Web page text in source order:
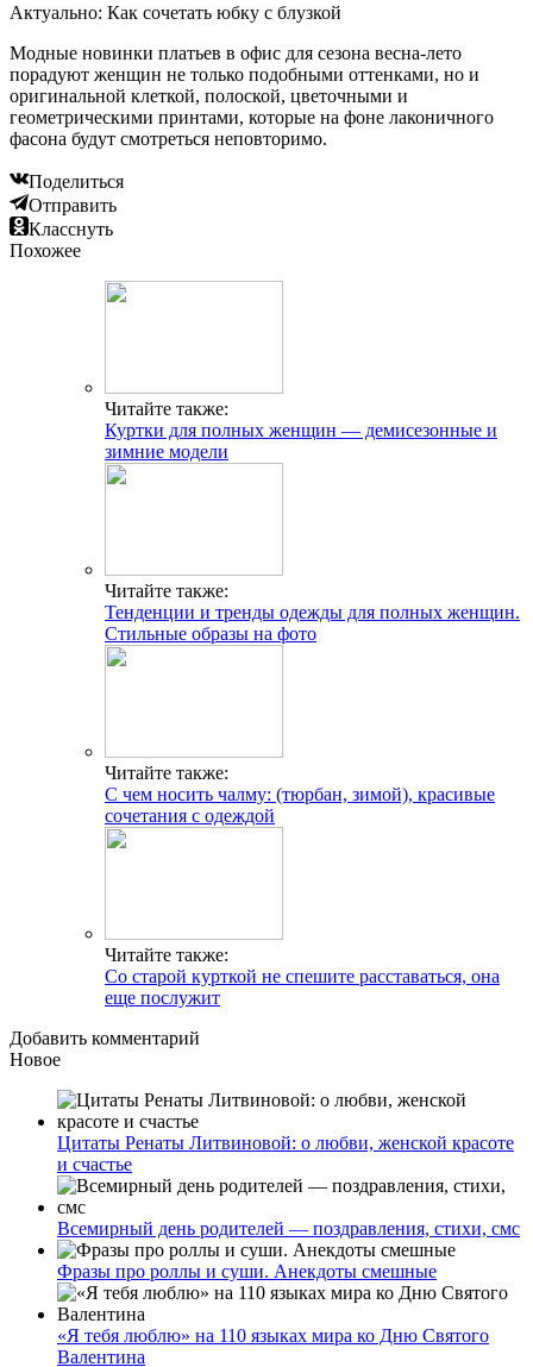
Актуально: Как сочетать юбку с блузкой
Модные новинки платьев в офис для сезона весна-лето
порадуют женщин не только подобными оттенками, но и
оригинальной клеткой, полоской, цветочными и
геометрическими принтами, которые на фоне лаконичного
фасона будут смотреться неповторимо.
Поделиться
Отправить
Класснуть
Похожее
Читайте также:
Куртки для полных женщин — демисезонные и
зимние модели
Читайте также:
Тенденции и тренды одежды для полных женщин.
Стильные образы на фото
Читайте также:
С чем носить чалму: (тюрбан, зимой), красивые
сочетания с одеждой
Читайте также:
Со старой курткой не спешите расставаться, она
еще послужит
Добавить комментарий
Новое
Цитаты Ренаты Литвиновой: о любви, женской красоте
и счастье
Всемирный день родителей — поздравления, стихи, смс
Фразы про роллы и суши. Анекдоты смешные
«Я тебя люблю» на 110 языках мира ко Дню Святого
Валентина